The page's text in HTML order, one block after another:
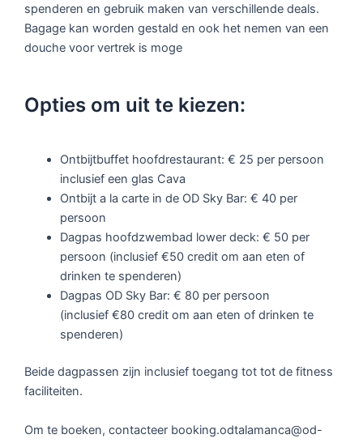
spenderen en gebruik maken van verschillende deals.
Bagage kan worden gestald en ook het nemen van een
douche voor vertrek is moge
Opties om uit te kiezen:
Ontbijtbuffet hoofdrestaurant: € 25 per persoon
inclusief een glas Cava
Ontbijt a la carte in de OD Sky Bar: € 40 per
persoon
Dagpas hoofdzwembad lower deck: € 50 per
persoon (inclusief €50 credit om aan eten of
drinken te spenderen)
Dagpas OD Sky Bar: € 80 per persoon
(inclusief €80 credit om aan eten of drinken te
spenderen)
Beide dagpassen zijn inclusief toegang tot tot de fitness
faciliteiten.
Om te boeken, contacteer booking.odtalamanca@od-